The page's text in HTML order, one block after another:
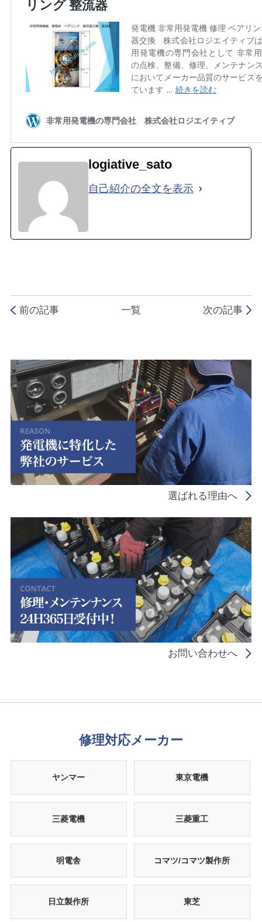
logiative_sato
自己紹介の全文を表示
前の記事 一覧 次の記事
選ばれる理由へ
お問い合わせへ
修理対応メーカー
ヤンマー 東京電機
三菱電機 三菱重工
明電舎 コマツ/コマツ製作所
日立製作所 東芝